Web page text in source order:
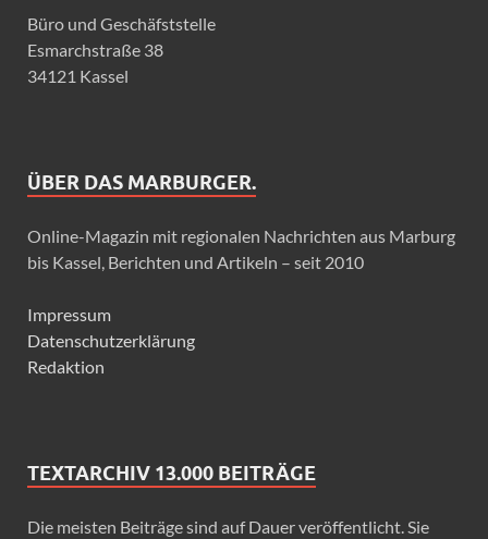
Büro und Geschäfststelle
Esmarchstraße 38
34121 Kassel
ÜBER DAS MARBURGER.
Online-Magazin mit regionalen Nachrichten aus Marburg
bis Kassel, Berichten und Artikeln – seit 2010
Impressum
Datenschutzerklärung
Redaktion
TEXTARCHIV 13.000 BEITRÄGE
Die meisten Beiträge sind auf Dauer veröffentlicht. Sie